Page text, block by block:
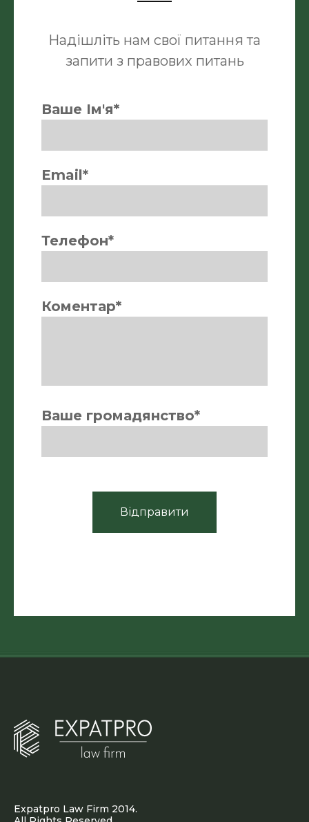
Надішліть нам свої питання та
запити з правових питань
Ваше Ім'я*
Email*
Телефон*
Коментар*
Ваше громадянство*
Expatpro Law Firm 2014.